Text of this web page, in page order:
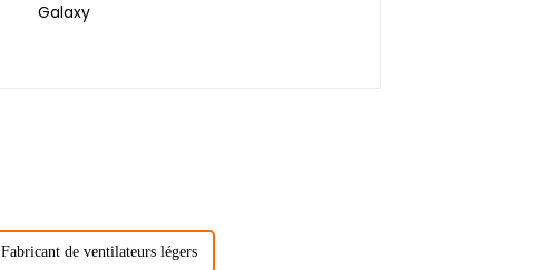
Fabricant de ventilateurs légers